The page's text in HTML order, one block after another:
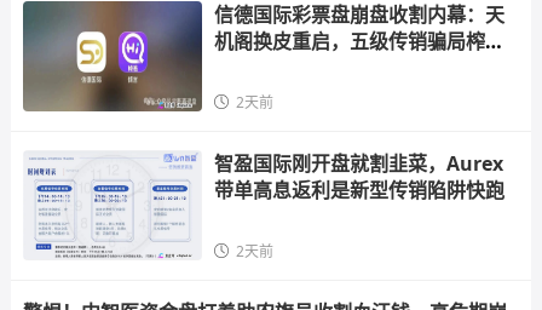
信德国际彩票盘崩盘收割内幕：天
机阁换皮重启，五级传销骗局榨干
2天前
智盈国际刚开盘就割韭菜，Aurex
带单高息返利是新型传销陷阱快跑
2天前